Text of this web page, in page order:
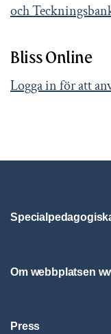
och
Bliss Online
Logga in för att
Om webbplatsen
Press